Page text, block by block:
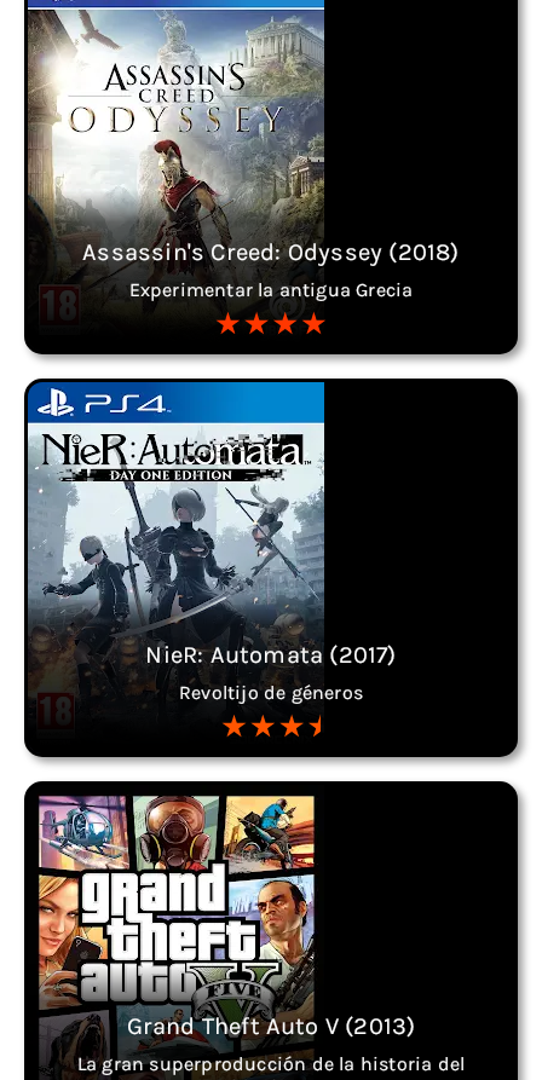
Assassin's Creed: Odyssey (2018)
Experimentar la antigua Grecia
NieR: Automata (2017)
Revoltijo de géneros
Grand Theft Auto V (2013)
La gran superproducción de la historia del